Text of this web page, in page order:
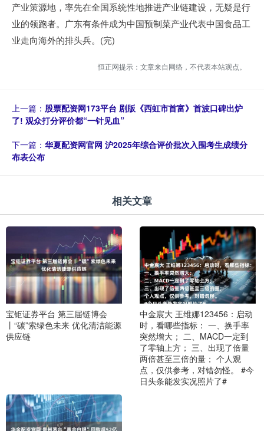
产业策源地，率先在全国系统性地推进产业链建设，无疑是行
业的领跑者。广东有条件成为中国预制菜产业代表中国食品工
业走向海外的排头兵。(完)
恒正网提示：文章来自网络，不代表本站观点。
上一篇： 股票配资网173平台 剧版《西虹市首富》首波口碑出炉
了! 观众打分评价都“一针见血”
下一篇： 华夏配资网官网 沪2025年综合评价批次入围考生成绩分
布表公布
相关文章
宝钜证券平台 第三届链博会
丨“碳”索绿色未来 优化清洁能源
供应链
中金宸大 王维娜123456：启动
时，看哪些指标： 一、换手率
突然增大； 二、MACD一定到
了零轴上方； 三、出现了倍量
两倍甚至三倍的量； 个人观
点，仅供参考，对错勿怪。 #今
日头条能发实况照片了#